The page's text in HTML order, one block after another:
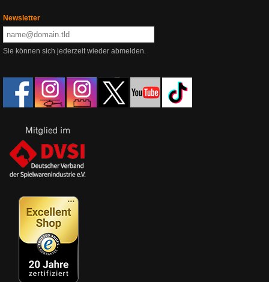
Newsletter
Sie können sich jederzeit wieder abmelden.